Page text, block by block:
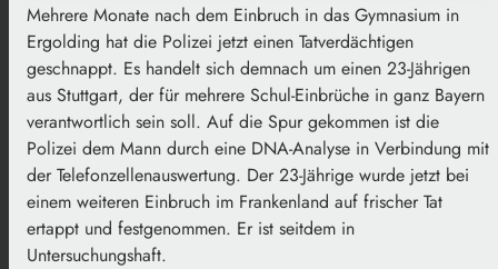
Mehrere Monate nach dem Einbruch in das Gymnasium in
Ergolding hat die Polizei jetzt einen Tatverdächtigen
geschnappt. Es handelt sich demnach um einen 23-Jährigen
aus Stuttgart, der für mehrere Schul-Einbrüche in ganz Bayern
verantwortlich sein soll. Auf die Spur gekommen ist die
Polizei dem Mann durch eine DNA-Analyse in Verbindung mit
der Telefonzellenauswertung. Der 23-Jährige wurde jetzt bei
einem weiteren Einbruch im Frankenland auf frischer Tat
ertappt und festgenommen. Er ist seitdem in
Untersuchungshaft.